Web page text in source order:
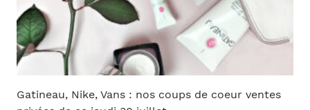
Gatineau, Nike, Vans : nos coups de coeur ventes